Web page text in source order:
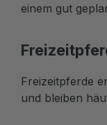
einem gut
Freizeitpferde
und bleiben